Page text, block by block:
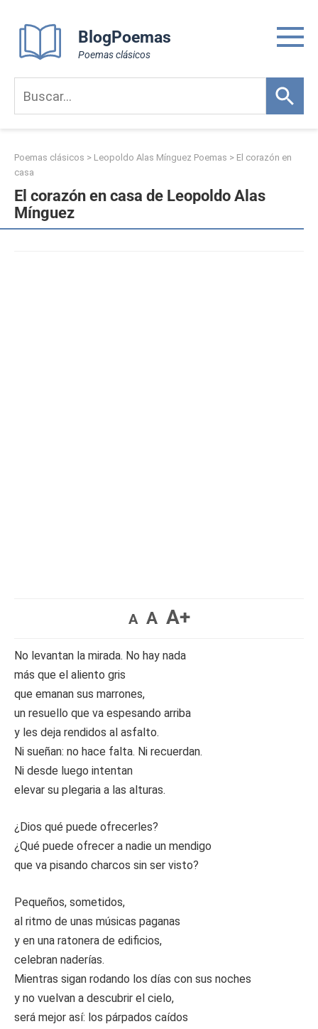
content
BlogPoemas
Poemas clásicos
Poemas clásicos > Leopoldo Alas Mínguez Poemas > El corazón en
casa
El corazón en casa de Leopoldo Alas
Mínguez
A A A+
No levantan la mirada. No hay nada
más que el aliento gris
que emanan sus marrones,
un resuello que va espesando arriba
y les deja rendidos al asfalto.
Ni sueñan: no hace falta. Ni recuerdan.
Ni desde luego intentan
elevar su plegaria a las alturas.
¿Dios qué puede ofrecerles?
¿Qué puede ofrecer a nadie un mendigo
que va pisando charcos sin ser visto?
Pequeños, sometidos,
al ritmo de unas músicas paganas
y en una ratonera de edificios,
celebran naderías.
Mientras sigan rodando los días con sus noches
y no vuelvan a descubrir el cielo,
será mejor así: los párpados caídos